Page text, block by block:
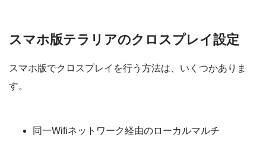
スマホ版テラリアのクロスプレイ設定
スマホ版でクロスプレイを行う方法は、いくつかありま
す。
同一Wifiネットワーク経由のローカルマルチ